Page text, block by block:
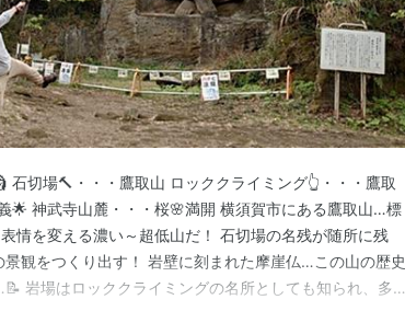
石切場🔨・・・鷹取山 ロッククライミング👆・・・鷹取
🌟 神武寺山麓・・・桜🌸満開 横須賀市にある鷹取山…標
情を変える濃い～超低山だ！ 石切場の名残が随所に残
観をつくり出す！ 岩壁に刻まれた摩崖仏…この山の歴史
岩場はロッククライミングの名所としても知られ、多